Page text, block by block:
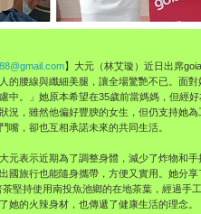
】大元（林艾璇）近日出席
的腰線與纖細美腿，讓全場驚艷不已。面
中。」她原本希望在35歲前當媽媽，但經
況，雖然他偏好豐腴的女生，但仍支持她
嘴，卻也互相承諾未來的共同生活。
元表示近期為了調整身體，減少了炸物和
國旅行也能隨身攜帶，方便又實用。她分
茶堅持使用南投魚池鄉的在地茶葉，經過手
她的火辣身材，也傳遞了健康生活的理念。